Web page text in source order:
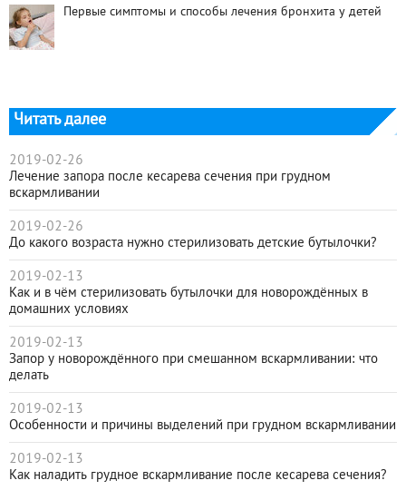
Первые симптомы и способы лечения бронхита у детей
Читать далее
2019-02-26
Лечение запора после кесарева сечения при грудном
вскармливании
2019-02-26
До какого возраста нужно стерилизовать детские бутылочки?
2019-02-13
Как и в чём стерилизовать бутылочки для новорождённых в
домашних условиях
2019-02-13
Запор у новорождённого при смешанном вскармливании: что
делать
2019-02-13
Особенности и причины выделений при грудном вскармливании
2019-02-13
Как наладить грудное вскармливание после кесарева сечения?